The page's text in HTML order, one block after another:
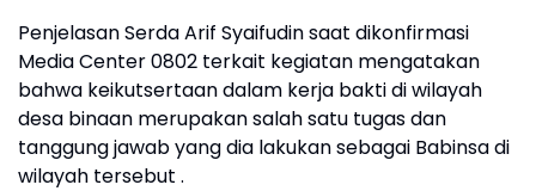
Penjelasan Serda Arif Syaifudin saat dikonfirmasi
Media Center 0802 terkait kegiatan mengatakan
bahwa keikutsertaan dalam kerja bakti di wilayah
desa binaan merupakan salah satu tugas dan
tanggung jawab yang dia lakukan sebagai Babinsa di
wilayah tersebut .